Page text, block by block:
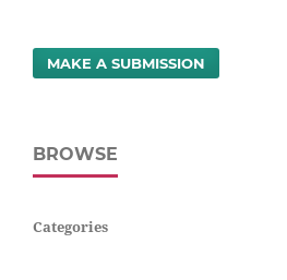
MAKE A SUBMISSION
BROWSE
Categories